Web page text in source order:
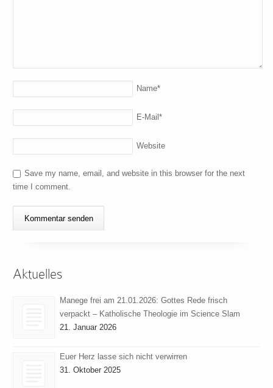
Name*
E-Mail*
Website
Save my name, email, and website in this browser for the next
time I comment.
Aktuelles
Manege frei am 21.01.2026: Gottes Rede frisch
verpackt – Katholische Theologie im Science Slam
21. Januar 2026
Euer Herz lasse sich nicht verwirren
31. Oktober 2025